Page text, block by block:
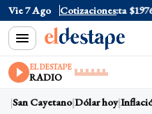
Vie 7 Ago Cotizaciones
$1520 Dólar Tarjeta $1976
EL DESTAPE
RADIO
San Cayetano Dólar hoy Inflación